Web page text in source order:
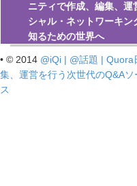
ニティで作成、編集、
シャル・ネットワーキン
知るための世界へ
• © 2014 @iQi | @話題 |
集、運営を行う次世代のQ&A
ス